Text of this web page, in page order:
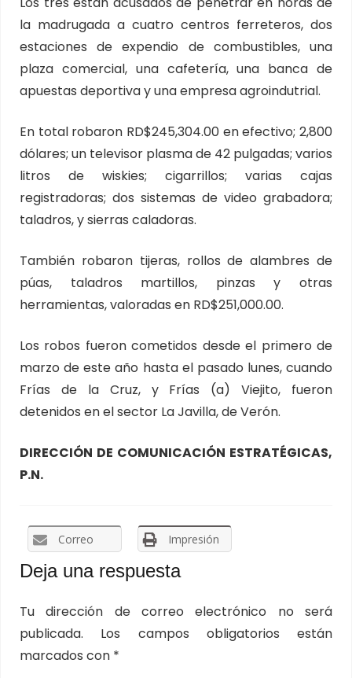
la madrugada a cuatro centros ferreteros, dos
estaciones de expendio de combustibles, una
plaza comercial, una cafetería, una banca de
apuestas deportiva y una empresa agroindutrial.
En total robaron RD$245,304.00 en efectivo; 2,800
dólares; un televisor plasma de 42 pulgadas; varios
litros de wiskies; cigarrillos; varias cajas
registradoras; dos sistemas de video grabadora;
taladros, y sierras caladoras.
También robaron tijeras, rollos de alambres de
púas, taladros martillos, pinzas y otras
herramientas, valoradas en RD$251,000.00.
Los robos fueron cometidos desde el primero de
marzo de este año hasta el pasado lunes, cuando
Frías de la Cruz, y Frías (a) Viejito, fueron
detenidos en el sector La Javilla, de Verón.
DIRECCIÓN DE COMUNICACIÓN ESTRATÉGICAS,
P.N.
Correo Impresión
Deja una respuesta
Tu dirección de correo electrónico no será
publicada.
Los campos obligatorios están
marcados con *